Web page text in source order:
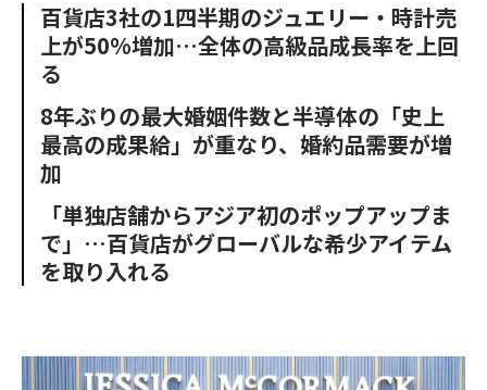
o
o
k
e
r
u
t
n
百貨店3社の1四半期のジュエリー・時計売
上が50%増加…全体の高級品成長率を上回
る
8年ぶりの最大婚姻件数と半導体の「史上
最高の成果給」が重なり、婚約品需要が増
加
「単独店舗からアジア初のポップアップま
で」…百貨店がグローバルな希少アイテム
を取り入れる